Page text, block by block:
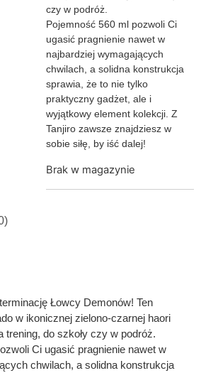
czy w podróż.
Pojemność 560 ml pozwoli Ci
ugasić pragnienie nawet w
najbardziej wymagających
chwilach, a solidna konstrukcja
sprawia, że to nie tylko
praktyczny gadżet, ale i
wyjątkowy element kolekcji. Z
Tanjiro zawsze znajdziesz w
sobie siłę, by iść dalej!
Brak w magazynie
Łowcy Demonów! Ten
w ikonicznej zielono-czarnej haori
trening, do szkoły czy w podróż.
Ci ugasić pragnienie nawet w
chwilach, a solidna konstrukcja